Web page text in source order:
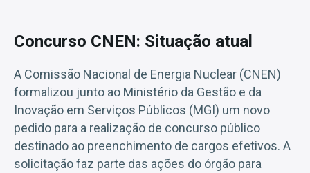
Concurso CNEN: Situação atual
A Comissão Nacional de Energia Nuclear (CNEN)
formalizou junto ao Ministério da Gestão e da
Inovação em Serviços Públicos (MGI) um novo
pedido para a realização de concurso público
destinado ao preenchimento de cargos efetivos. A
solicitação faz parte das ações do órgão para